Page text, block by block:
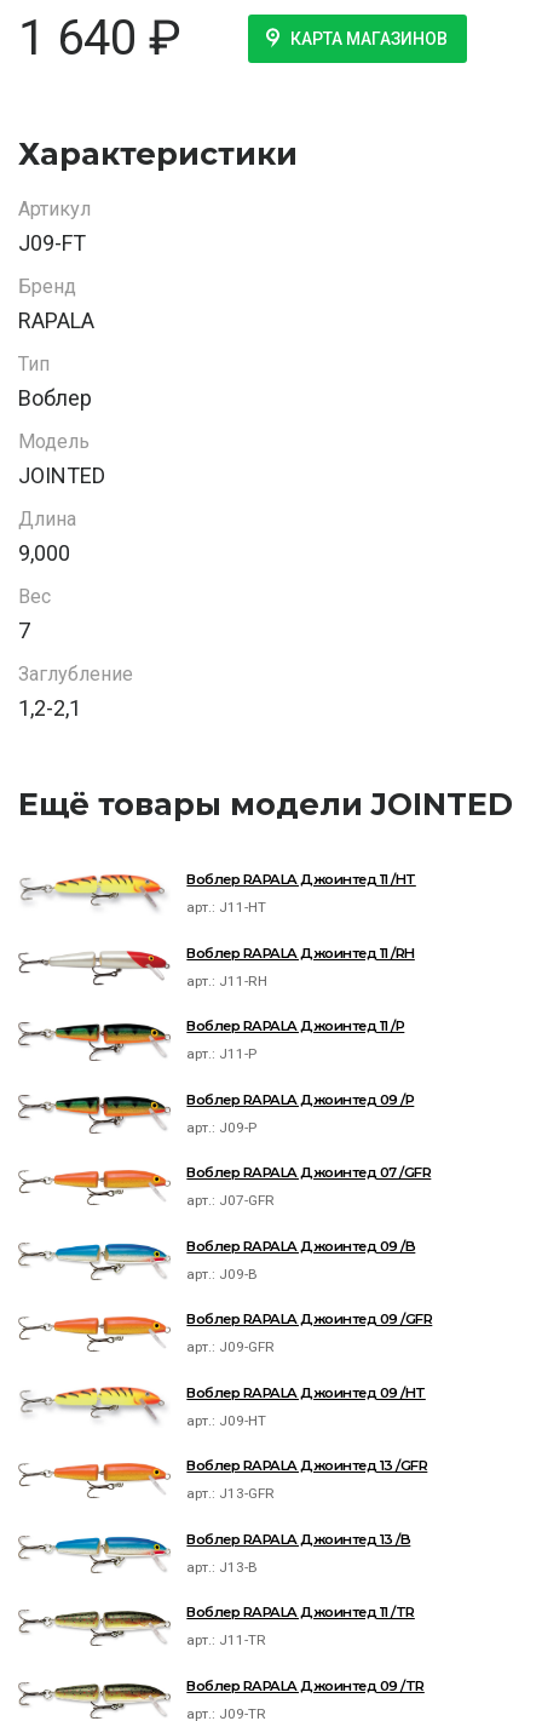
1 640 ₽ КАРТА МАГАЗИНОВ
Характеристики
Артикул
J09-FT
Бренд
RAPALA
Тип
Воблер
Модель
JOINTED
Длина
9,000
Вес
7
Заглубление
1,2-2,1
Ещё товары модели JOINTED
Воблер RAPALA Джоинтед 11 /HT
арт.: J11-HT
Воблер RAPALA Джоинтед 11 /RH
арт.: J11-RH
Воблер RAPALA Джоинтед 11 /P
арт.: J11-P
Воблер RAPALA Джоинтед 09 /P
арт.: J09-P
Воблер RAPALA Джоинтед 07 /GFR
арт.: J07-GFR
Воблер RAPALA Джоинтед 09 /B
арт.: J09-B
Воблер RAPALA Джоинтед 09 /GFR
арт.: J09-GFR
Воблер RAPALA Джоинтед 09 /HT
арт.: J09-HT
Воблер RAPALA Джоинтед 13 /GFR
арт.: J13-GFR
Воблер RAPALA Джоинтед 13 /B
арт.: J13-B
Воблер RAPALA Джоинтед 11 /TR
арт.: J11-TR
Воблер RAPALA Джоинтед 09 /TR
арт.: J09-TR